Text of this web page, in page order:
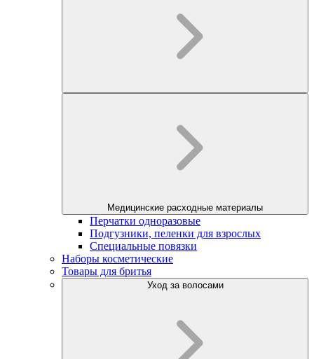
Медицинские расходные материалы
Перчатки одноразовые
Подгузники, пеленки для взрослых
Специальные повязки
Наборы косметические
Товары для бритья
Уход за волосами